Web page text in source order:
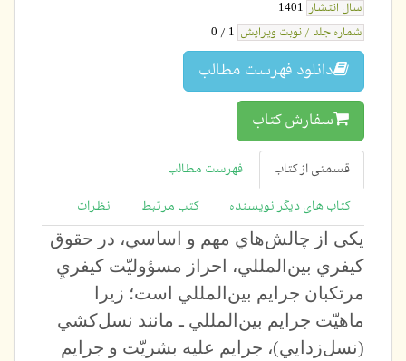
سال انتشار
1401
شماره جلد / نوبت ویرایش 1 / 0
دانلود فهرست مطالب
سفارش کتاب
قسمتی از کتاب فهرست مطالب
کتاب های دیگر نویسنده کتب مرتبط نظرات
یکی از چالش‌هاي مهم و اساسي، در حقوق
كيفري بين‌المللي، احراز مسؤوليّت كيفريِ
مرتكبان جرايم بين‌المللي است؛ زيرا
ماهيّت جرايم بين‌المللي ـ مانند نسل‌كشي
(نسل‌زدايي)، جرايم عليه بشريّت و جرايم